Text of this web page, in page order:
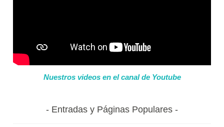
Nuestros videos en el canal de Youtube
Entradas y Páginas Populares